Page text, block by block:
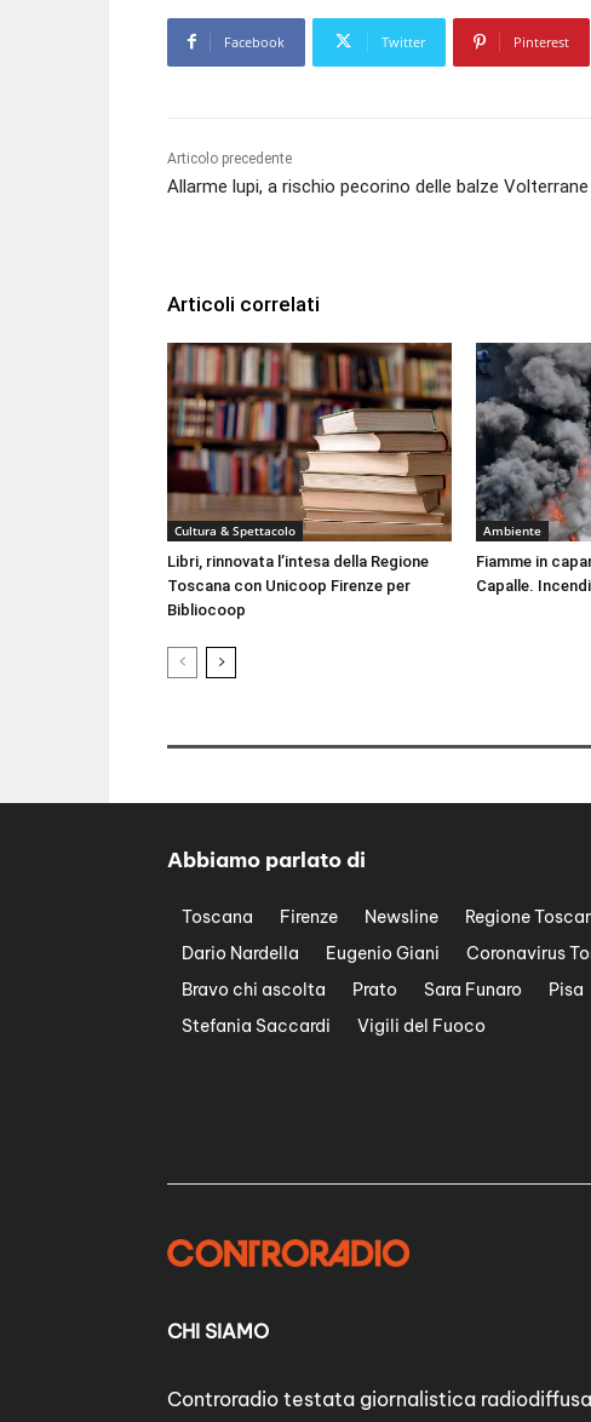
Facebook Twitter Pinterest
Articolo precedente
Allarme lupi, a rischio pecorino delle balze Volterrane
Articoli correlati
Cultura & Spettacolo
Libri, rinnovata l’intesa della Regione
Toscana con Unicoop Firenze per
Bibliocoop
Ambiente
Fiamme in
Capalle.
Abbiamo parlato di
Toscana Firenze Newsline Regione
Dario Nardella
Eugenio Giani Coronavirus
Bravo chi ascolta
Prato Sara Funaro Pisa
Stefania Saccardi
Vigili del Fuoco
CHI SIAMO
Controradio testata giornalistica